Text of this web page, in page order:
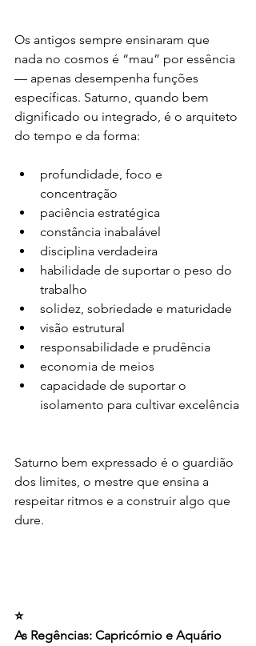
Os antigos sempre ensinaram que
nada no cosmos é “mau” por essência
— apenas desempenha funções
específicas. Saturno, quando bem
dignificado ou integrado, é o arquiteto
do tempo e da forma:
profundidade, foco e
concentração
paciência estratégica
constância inabalável
disciplina verdadeira
habilidade de suportar o peso do
trabalho
solidez, sobriedade e maturidade
visão estrutural
responsabilidade e prudência
economia de meios
capacidade de suportar o
isolamento para cultivar excelência
Saturno bem expressado é o guardião
dos limites, o mestre que ensina a
respeitar ritmos e a construir algo que
dure.
⭐
As Regências: Capricórnio e Aquário